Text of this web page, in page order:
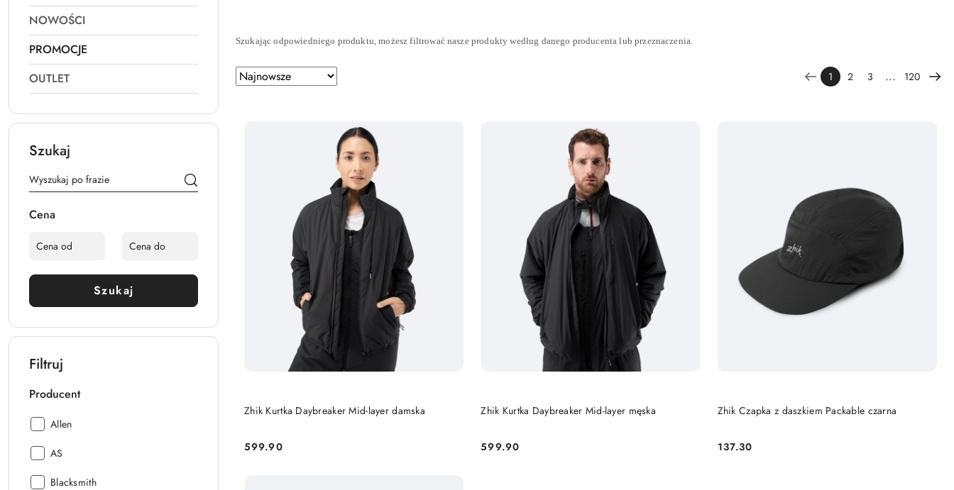
NOWOŚCI
PROMOCJE
OUTLET
Szukaj
Cena
Szukaj
Filtruj
Producent
Producent:
Allen
Producent:
AS
Producent:
Blacksmith
Szukając odpowiedniego produktu, możesz filtrować nasze produkty według danego producenta lub przeznaczenia.
Zastosowano sortowanie: Najnowsze.
Sortuj
według
1 2 3 ... 120
Zhik Kurtka Daybreaker Mid-layer damska
Cena:
599.90
DO KOSZYKA Zhik Kurtka Daybreaker Mid-layer męska
Cena:
599.90
DO KOSZYKA Zhik Czapka z daszkiem Packable czarna
Cena:
137.30
DO KOSZYKA